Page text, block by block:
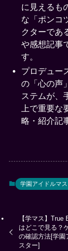
に見えるも
な「ポンコ
クターであ
や感想記事
す。
プロデュー
の「心の声
ステムが、
上で重要な
略・紹介記
学園アイドルマ
【学マス】True
はどこで見る？
の確認方法[学園
スター]